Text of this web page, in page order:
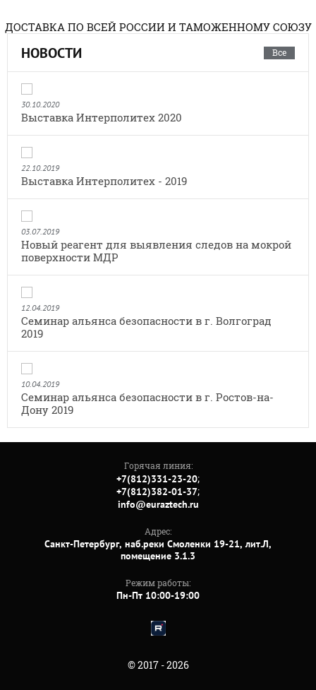
ДОСТАВКА ПО ВСЕЙ РОССИИ И ТАМОЖЕННОМУ СОЮЗУ
НОВОСТИ Все
30.10.2020
Выставка Интерполитех 2020
22.10.2019
Выставка Интерполитех - 2019
03.07.2019
Новый реагент для выявления следов на мокрой
поверхности МДР
12.04.2019
Семинар альянса безопасности в г. Волгоград
2019
10.04.2019
Семинар альянса безопасности в г. Ростов-на-
Дону 2019
Горячая линия:
+7(812)331-23-20;
+7(812)382-01-37;
info@euraztech.ru
Адрес:
Санкт-Петербург, наб.реки Смоленки 19-21, лит.Л,
помещение 3.1.3
Режим работы:
Пн-Пт 10:00-19:00
© 2017 - 2026